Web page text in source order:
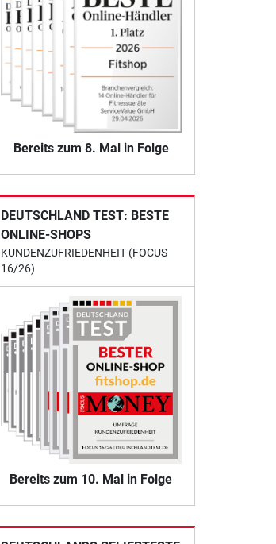
Bereits zum 8. Mal in Folge
DEUTSCHLAND TEST: BESTE
ONLINE-SHOPS
KUNDENZUFRIEDENHEIT (FOCUS
16/26)
Bereits zum 10. Mal in Folge